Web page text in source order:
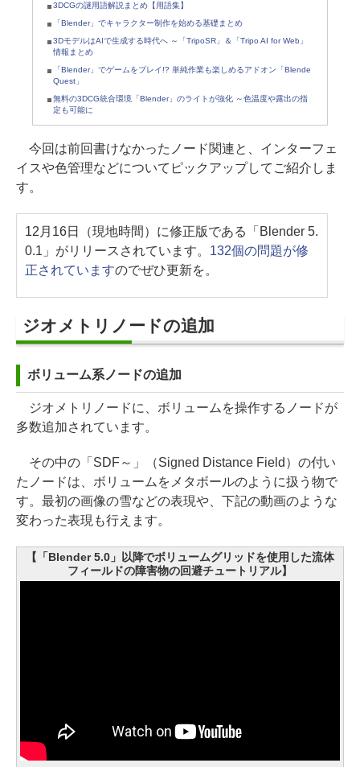
3DCGの謎用語解説まとめ【用語集】
「Blender」でキャラクター制作を始める基礎まとめ
3DモデルはAIで生成する時代へ ～「TripoSR」＆「Tripo AI for Web」
情報まとめ
「Blender」でゲームをプレイ!? 単純作業も楽しめるアドオン「Blende
Quest」
無料の3DCG統合環境「Blender」のライトが強化 ～色温度や露出の指
定も可能に
今回は前回書けなかったノード関連と、インターフェ
イスや色管理などについてピックアップしてご紹介しま
す。
12月16日（現地時間）に修正版である「Blender 5.
0.1」がリリースされています。 132個の問題が修
正されていますのでぜひ更新を。
ジオメトリノードの追加
ボリューム系ノードの追加
ジオメトリノードに、ボリュームを操作するノードが
多数追加されています。
その中の「SDF～」（Signed Distance Field）の付い
たノードは、ボリュームをメタボールのように扱う物で
す。最初の画像の雪などの表現や、下記の動画のような
変わった表現も行えます。
【「Blender 5.0」以降でボリュームグリッドを使用した流体
フィールドの障害物の回避チュートリアル】